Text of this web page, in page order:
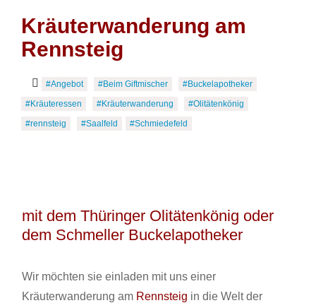
Kräuterwanderung am
Rennsteig
#Angebot #Beim Giftmischer
#Buckelapotheker
#Kräuteressen
#Kräuterwanderung
#Olitätenkönig
#rennsteig
#Saalfeld #Schmiedefeld
mit dem Thüringer Olitätenkönig oder
dem Schmeller Buckelapotheker
Wir möchten sie einladen mit uns einer
Kräuterwanderung am Rennsteig in die Welt der